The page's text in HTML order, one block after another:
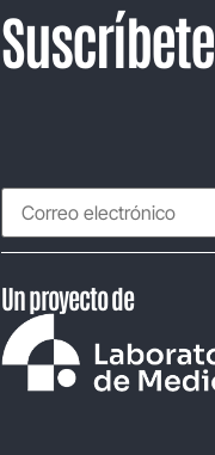
Suscríbete
Un proyecto de